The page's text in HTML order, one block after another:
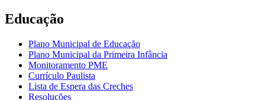
Educação
Plano Municipal de Educação
Plano Municipal da Primeira Infância
Monitoramento PME
Currículo Paulista
Lista de Espera das Creches
Resoluções